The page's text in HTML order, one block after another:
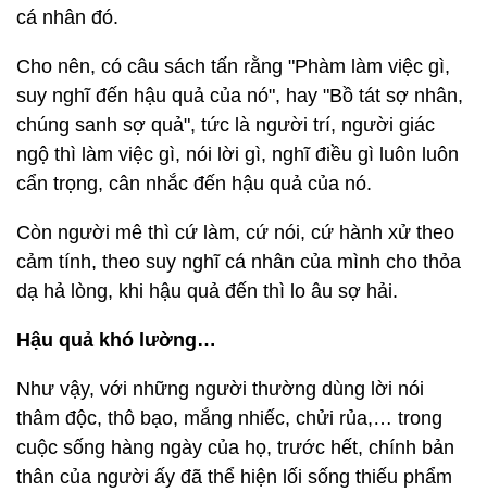
cá nhân đó.
Cho nên, có câu sách tấn rằng "Phàm làm việc gì,
suy nghĩ đến hậu quả của nó", hay "Bồ tát sợ nhân,
chúng sanh sợ quả", tức là người trí, người giác
ngộ thì làm việc gì, nói lời gì, nghĩ điều gì luôn luôn
cẩn trọng, cân nhắc đến hậu quả của nó.
Còn người mê thì cứ làm, cứ nói, cứ hành xử theo
cảm tính, theo suy nghĩ cá nhân của mình cho thỏa
dạ hả lòng, khi hậu quả đến thì lo âu sợ hải.
Hậu quả khó lường…
Như vậy, với những người thường dùng lời nói
thâm độc, thô bạo, mắng nhiếc, chửi rủa,… trong
cuộc sống hàng ngày của họ, trước hết, chính bản
thân của người ấy đã thể hiện lối sống thiếu phẩm